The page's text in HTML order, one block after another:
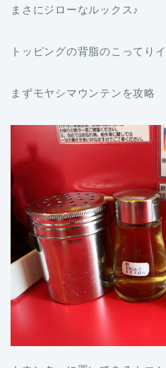
まさにジローなルックス♪
トッピングの背脂のこってり
まずモヤシマウンテンを攻略